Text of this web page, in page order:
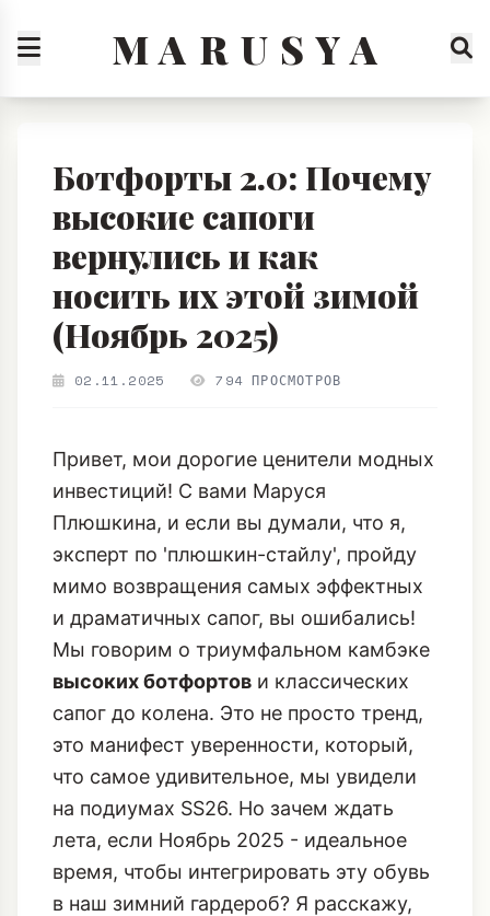
M A R U S Y A
Ботфорты 2.0: Почему
высокие сапоги
вернулись и как
носить их этой зимой
(Ноябрь 2025)
02.11.2025 794 ПРОСМОТРОВ
Привет, мои дорогие ценители модных
инвестиций! С вами Маруся
Плюшкина, и если вы думали, что я,
эксперт по 'плюшкин-стайлу', пройду
мимо возвращения самых эффектных
и драматичных сапог, вы ошибались!
Мы говорим о триумфальном камбэке
высоких ботфортов и классических
сапог до колена. Это не просто тренд,
это манифест уверенности, который,
что самое удивительное, мы увидели
на подиумах SS26. Но зачем ждать
лета, если Ноябрь 2025 - идеальное
время, чтобы интегрировать эту обувь
в наш зимний гардероб? Я расскажу,